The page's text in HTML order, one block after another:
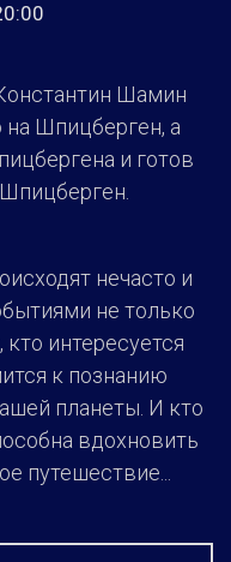
Шамин
Шпицберген, а
и готов
нечасто и
не только
интересуется
к познанию
планеты. И кто
вдохновить
путешествие...